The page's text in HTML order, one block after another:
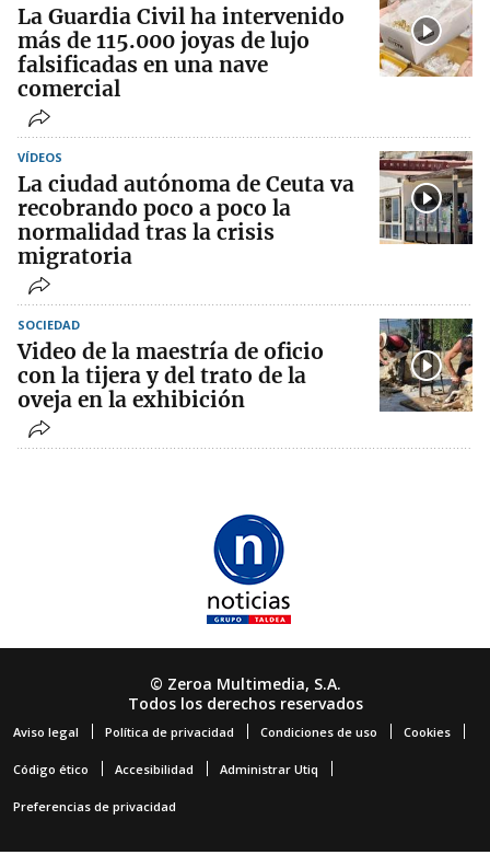
La Guardia Civil ha intervenido
más de 115.000 joyas de lujo
falsificadas en una nave
comercial
VÍDEOS
La ciudad autónoma de Ceuta va
recobrando poco a poco la
normalidad tras la crisis
migratoria
SOCIEDAD
Video de la maestría de oficio
con la tijera y del trato de la
oveja en la exhibición
© Zeroa Multimedia, S.A.
Todos los derechos reservados
Aviso legal Política de privacidad Condiciones de uso Cookies
Código ético Accesibilidad Administrar Utiq
Preferencias de privacidad